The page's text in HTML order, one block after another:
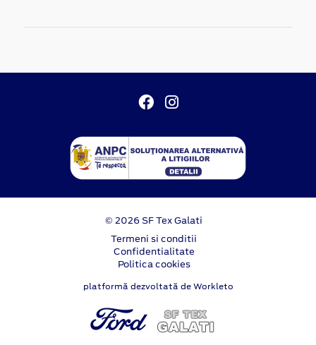
© 2026 SF Tex Galati
Termeni si conditii
Confidentialitate
Politica cookies
platformă dezvoltată de Workleto